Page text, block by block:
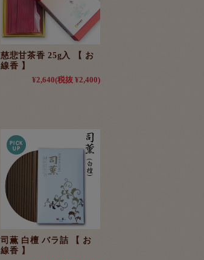
慈悲甘茶香 25g入 【 お
線香 】
¥2,640(税抜 ¥2,400)
司薫 白檀 バラ詰 【 お
線香 】